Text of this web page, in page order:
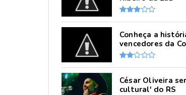
Conheça a
vencedores da
César Oliveira
cultural' do RS